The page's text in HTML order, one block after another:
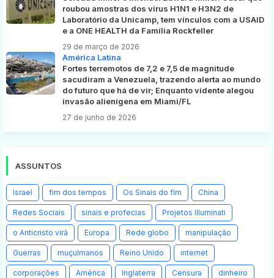
roubou amostras dos vírus H1N1 e H3N2 de
Laboratório da Unicamp, tem vínculos com a USAID
e a ONE HEALTH da Família Rockfeller
29 de março de 2026
América Latina
Fortes terremotos de 7,2 e 7,5 de magnitude
sacudiram a Venezuela, trazendo alerta ao mundo
do futuro que há de vir; Enquanto vidente alegou
invasão alienígena em Miami/FL
27 de junho de 2026
ASSUNTOS
Israel fim dos tempos Os Sinais do fim China
Redes Sociais sinais e profecias Projetos Illuminati
o Anticristo virá Europa Rede globo manipulação
Guerras muçulmanos Reino Unido internet
corporações América Inglaterra Censura dinheiro